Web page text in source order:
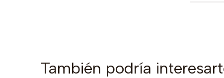
También podría